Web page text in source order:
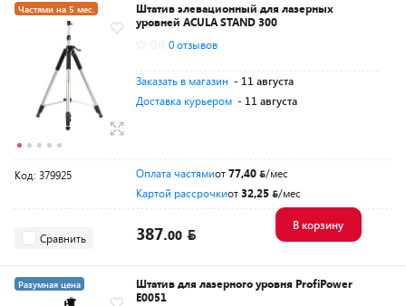
Частями на 5 мес.
Разумная цена
Штатив элевационный для лазерных
уровней ACULA STAND 300
0 отзывов
Заказать в магазин - 11 августа
Доставка курьером - 11 августа
Код: 379925 Оплата частямиот77,40
/мес
Картой рассрочкиот32,25 /мес
Сравнить 387.00
В корзину
Разумная цена
Штатив для лазерного уровня ProfiPower
E0051